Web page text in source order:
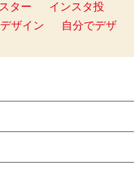
ター
インスタ投
ザイン
自分でデザ